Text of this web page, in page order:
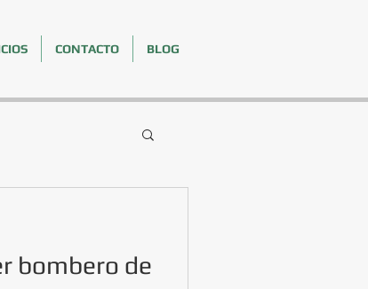
CONTACTO BLOG
bombero de